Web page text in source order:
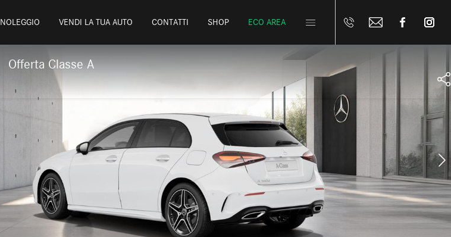
NOLEGGIO VENDI LA TUA AUTO CONTATTI SHOP ECO AREA
Offerta Classe A